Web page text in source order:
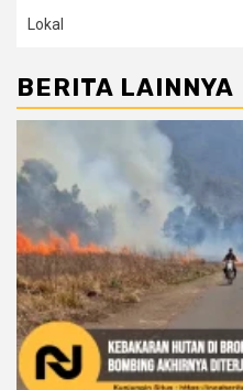
Lokal
BERITA LAINNYA